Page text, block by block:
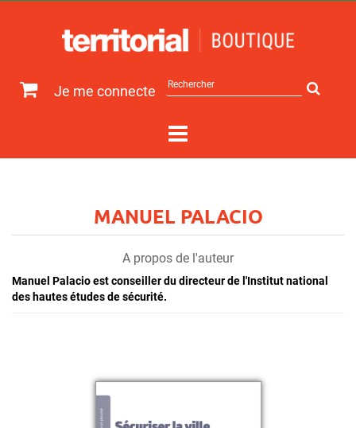
Je me connecte
sur
MANUEL PALACIO
A propos de l'auteur
Manuel Palacio est conseiller du directeur de l'Institut national
des hautes études de sécurité.